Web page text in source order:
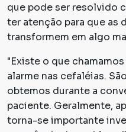
que pode ser resolvido
ter atenção para que as
transformem em algo
"Existe o que
alarme nas cefaléias.
obtemos durante a
paciente. Geralmente,
torna-se importante